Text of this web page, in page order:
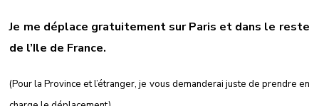
Je me déplace gratuitement sur Paris et dans le reste
de l’Ile de France.
(Pour la Province et l’étranger, je vous demanderai juste de prendre en